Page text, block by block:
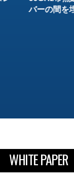
バーの間を
WHITE PAPER